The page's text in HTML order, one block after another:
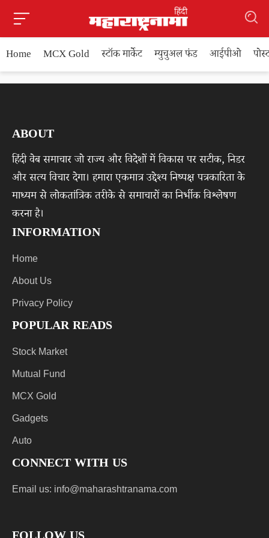
Home MCX Gold स्टॉक मार्केट म्युचुअल फंड आईपीओ
ABOUT
हिंदी वेब समाचार जो राज्य और विदेशों में विकास पर सटीक, निडर
और सत्य विचार देगा। हमारा एकमात्र उद्देश्य निष्पक्ष पत्रकारिता के
माध्यम से लोकतांत्रिक तरीके से समाचारों का निर्भीक विश्लेषण
करना है।
INFORMATION
Home
About Us
Privacy Policy
POPULAR READS
Stock Market
Mutual Fund
MCX Gold
Gadgets
Auto
CONNECT WITH US
Email us: info@maharashtranama.com